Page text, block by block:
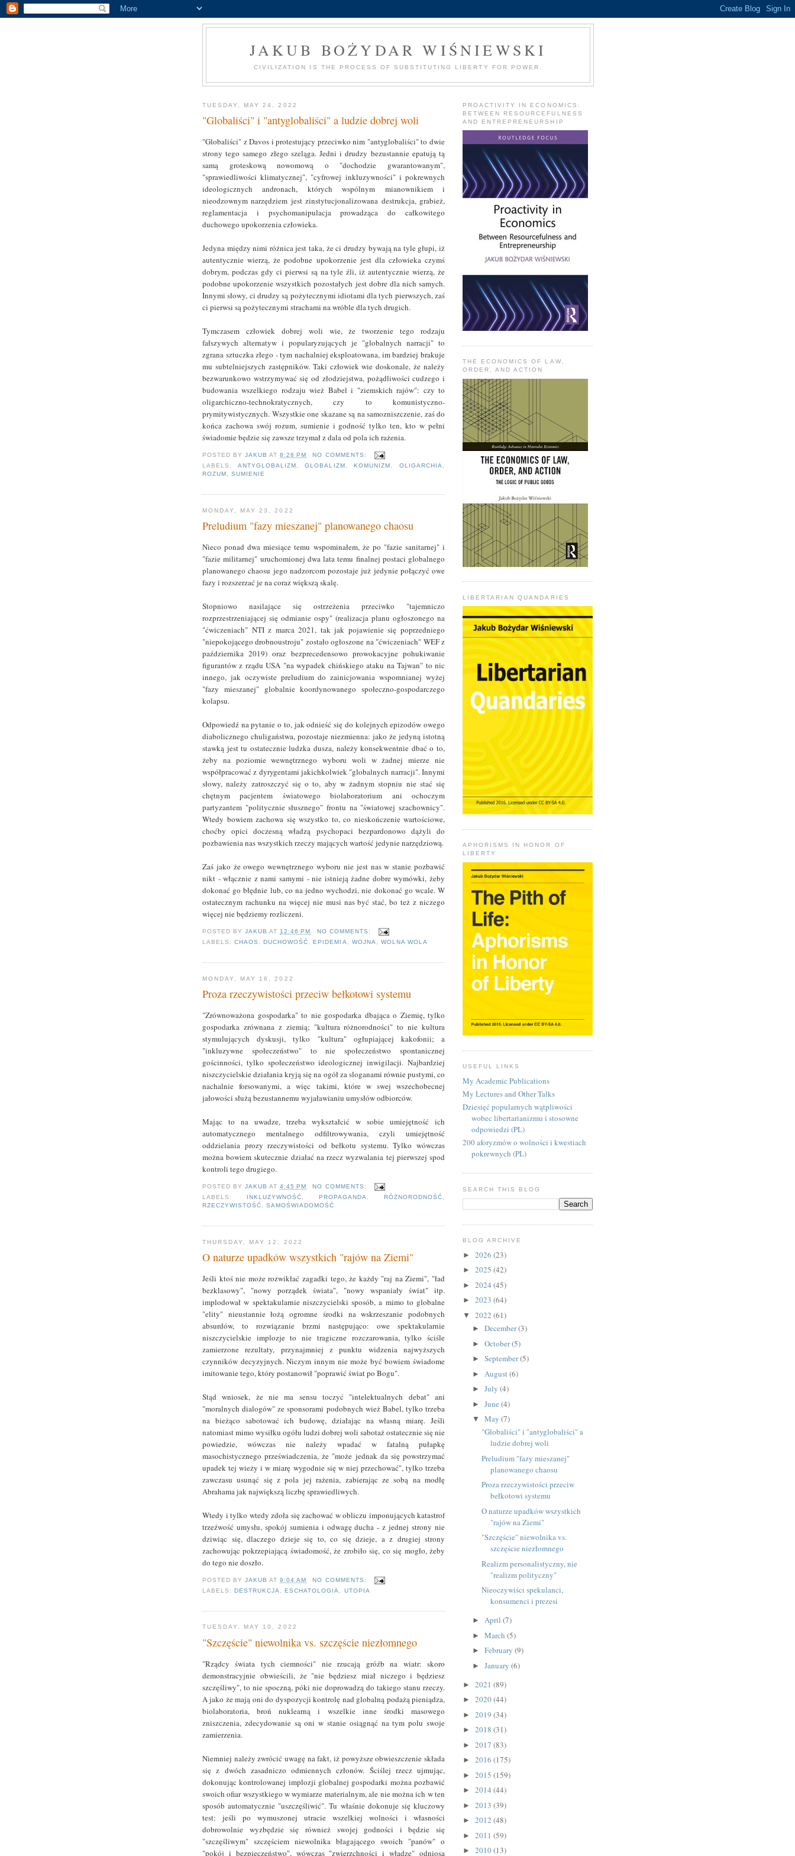
JAKUB BOŻYDAR WIŚNIEWSKI
CIVILIZATION IS THE PROCESS OF SUBSTITUTING LIBERTY FOR POWER.
TUESDAY, MAY 24, 2022
"Globaliści" i "antyglobaliści" a ludzie dobrej woli
"Globaliści" z Davos i protestujący przeciwko nim "antyglobaliści" to dwie
strony tego samego złego szeląga. Jedni i drudzy bezustannie epatują tą
samą groteskową nowomową o "dochodzie gwarantowanym",
"sprawiedliwości klimatycznej", "cyfrowej inkluzywności" i pokrewnych
ideologicznych andronach, których wspólnym mianownikiem i
nieodzownym narzędziem jest zinstytucjonalizowana destrukcja, grabież,
reglamentacja i psychomanipulacja prowadząca do całkowitego
duchowego upokorzenia człowieka.
Jedyna między nimi różnica jest taka, że ci drudzy bywają na tyle głupi, iż
autentycznie wierzą, że podobne upokorzenie jest dla człowieka czymś
dobrym, podczas gdy ci pierwsi są na tyle źli, iż autentycznie wierzą, że
podobne upokorzenie wszystkich pozostałych jest dobre dla nich samych.
Innymi słowy, ci drudzy są pożytecznymi idiotami dla tych pierwszych, zaś
ci pierwsi są pożytecznymi strachami na wróble dla tych drugich.
Tymczasem człowiek dobrej woli wie, że tworzenie tego rodzaju
fałszywych alternatyw i popularyzujących je "globalnych narracji" to
zgrana sztuczka złego - tym nachalniej eksploatowana, im bardziej brakuje
mu subtelniejszych zastępników. Taki człowiek wie doskonale, że należy
bezwarunkowo wstrzymywać się od złodziejstwa, pożądliwości cudzego i
budowania wszelkiego rodzaju wież Babel i "ziemskich rajów": czy to
oligarchiczno-technokratycznych, czy to komunistyczno-
prymitywistycznych. Wszystkie one skazane są na samozniszczenie, zaś do
końca zachowa swój rozum, sumienie i godność tylko ten, kto w pełni
świadomie będzie się zawsze trzymał z dala od pola ich rażenia.
POSTED BYJAKUB AT8:28 PM
NO COMMENTS:
LABELS: ANTYGLOBALIZM ,GLOBALIZM ,KOMUNIZM OLIGARCHIA
ROZUM ,SUMIENIE
MONDAY, MAY 23, 2022
Preludium "fazy mieszanej" planowanego chaosu
Nieco ponad dwa miesiące temu wspominałem, że po "fazie sanitarnej" i
"fazie militarnej" uruchomionej dwa lata temu finalnej postaci globalnego
planowanego chaosu jego nadzorcom pozostaje już jedynie połączyć owe
fazy i rozszerzać je na coraz większą skalę.
Stopniowo nasilające się ostrzeżenia przeciwko "tajemniczo
rozprzestrzeniającej się odmianie ospy" (realizacja planu ogłoszonego na
"ćwiczeniach" NTI z marca 2021, tak jak pojawienie się poprzedniego
"niepokojącego drobnoustroju" zostało ogłoszone na "ćwiczeniach" WEF z
października 2019) oraz bezprecedensowo prowokacyjne pohukiwanie
figurantów z rządu USA "na wypadek chińskiego ataku na Tajwan" to nic
innego, jak oczywiste preludium do zainicjowania wspomnianej wyżej
"fazy mieszanej" globalnie koordynowanego społeczno-gospodarczego
kolapsu.
Odpowiedź na pytanie o to, jak odnieść się do kolejnych epizodów owego
diabolicznego chuligaństwa, pozostaje niezmienna: jako że jedyną istotną
stawką jest tu ostatecznie ludzka dusza, należy konsekwentnie dbać o to,
żeby na poziomie wewnętrznego wyboru woli w żadnej mierze nie
współpracować z dyrygentami jakichkolwiek "globalnych narracji". Innymi
słowy, należy zatroszczyć się o to, aby w żadnym stopniu nie stać się
chętnym pacjentem światowego biolaboratorium ani ochoczym
partyzantem "politycznie słusznego" frontu na "światowej szachownicy".
Wtedy bowiem zachowa się wszystko to, co nieskończenie wartościowe,
choćby opici doczesną władzą psychopaci bezpardonowo dążyli do
pozbawienia nas wszystkich rzeczy mających wartość jedynie narzędziową.
Zaś jako że owego wewnętrznego wyboru nie jest nas w stanie pozbawić
nikt - włącznie z nami samymi - nie istnieją żadne dobre wymówki, żeby
dokonać go błędnie lub, co na jedno wychodzi, nie dokonać go wcale. W
ostatecznym rachunku na więcej nie musi nas być stać, bo też z niczego
więcej nie będziemy rozliczeni.
POSTED BYJAKUB AT 12:46 PM
NO COMMENTS:
LABELS:CHAOS ,DUCHOWOŚĆ ,EPIDEMIA WOJNA WOLNA WOLA
MONDAY, MAY 16, 2022
Proza rzeczywistości przeciw bełkotowi systemu
"Zrównoważona gospodarka" to nie gospodarka dbająca o Ziemię, tylko
gospodarka zrównana z ziemią; "kultura różnorodności" to nie kultura
stymulujących dyskusji, tylko "kultura" ogłupiającej kakofonii; a
"inkluzywne społeczeństwo" to nie społeczeństwo spontanicznej
gościnności, tylko społeczeństwo ideologicznej inwigilacji. Najbardziej
niszczycielskie działania kryją się na ogół za sloganami równie pustymi, co
nachalnie forsowanymi, a więc takimi, które w swej wszechobecnej
jałowości służą bezustannemu wyjaławianiu umysłów odbiorców.
Mając to na uwadze, trzeba wykształcić w sobie umiejętność ich
automatycznego mentalnego odfiltrowywania, czyli umiejętność
oddzielania prozy rzeczywistości od bełkotu systemu. Tylko wówczas
można bowiem skutecznie działać na rzecz wyzwalania tej pierwszej spod
kontroli tego drugiego.
POSTED BYJAKUB AT4:45 PM
NO COMMENTS:
LABELS:
INKLUZYWNOŚĆ PROPAGANDA RÓŻNORODNOŚĆ
RZECZYWISTOŚĆ
,SAMOŚWIADOMOŚĆ
THURSDAY, MAY 12, 2022
O naturze upadków wszystkich "rajów na Ziemi"
Jeśli ktoś nie może rozwikłać zagadki tego, że każdy "raj na Ziemi", "ład
bezklasowy", "nowy porządek świata", "nowy wspaniały świat" itp.
implodował w spektakularnie niszczycielski sposób, a mimo to globalne
"elity" nieustannie łożą ogromne środki na wskrzeszanie podobnych
absurdów, to rozwiązanie brzmi następująco: owe spektakularnie
niszczycielskie implozje to nie tragiczne rozczarowania, tylko ściśle
zamierzone rezultaty, przynajmniej z punktu widzenia najwyższych
czynników decyzyjnych. Niczym innym nie może być bowiem świadome
imitowanie tego, który postanowił "poprawić świat po Bogu".
Stąd wniosek, że nie ma sensu toczyć "intelektualnych debat" ani
"moralnych dialogów" ze sponsorami podobnych wież Babel, tylko trzeba
na bieżąco sabotować ich budowę, działając na własną miarę. Jeśli
natomiast mimo wysiłku ogółu ludzi dobrej woli sabotaż ostatecznie się nie
powiedzie, wówczas nie należy wpadać w fatalną pułapkę
masochistycznego przeświadczenia, że "może jednak da się powstrzymać
upadek tej wieży i w miarę wygodnie się w niej przechować", tylko trzeba
zawczasu usunąć się z pola jej rażenia, zabierając ze sobą na modłę
Abrahama jak największą liczbę sprawiedliwych.
Wtedy i tylko wtedy zdoła się zachować w obliczu imponujących katastrof
trzeźwość umysłu, spokój sumienia i odwagę ducha - z jednej strony nie
dziwiąc się, dlaczego dzieje się to, co się dzieje, a z drugiej strony
zachowując pokrzepiającą świadomość, że zrobiło się, co się mogło, żeby
do tego nie doszło.
POSTED BYJAKUB AT9:04 AM
NO COMMENTS:
LABELS:DESTRUKCJA ,ESCHATOLOGIA UTOPIA
TUESDAY, MAY 10, 2022
"Szczęście" niewolnika vs. szczęście niezłomnego
"Rządcy świata tych ciemności" nie rzucają gróźb na wiatr: skoro
demonstracyjnie obwieścili, że "nie będziesz miał niczego i będziesz
szczęśliwy", to nie spoczną, póki nie doprowadzą do takiego stanu rzeczy.
A jako że mają oni do dyspozycji kontrolę nad globalną podażą pieniądza,
biolaboratoria, broń nuklearną i wszelkie inne środki masowego
zniszczenia, zdecydowanie są oni w stanie osiągnąć na tym polu swoje
zamierzenia.
Niemniej należy zwrócić uwagę na fakt, iż powyższe obwieszczenie składa
się z dwóch zasadniczo odmiennych członów. Ściślej rzecz ujmując,
dokonując kontrolowanej implozji globalnej gospodarki można pozbawić
swoich ofiar wszystkiego w wymiarze materialnym, ale nie można ich w ten
sposób automatycznie "uszczęśliwić". Tu właśnie dokonuje się kluczowy
test: jeśli po wymuszonej utracie wszelkiej wolności i własności
dobrowolnie wyzbędzie się również swojej godności i będzie się
"szczęśliwym" szczęściem niewolnika błagającego swoich "panów" o
"pokój i bezpieczeństwo", wówczas "zwierzchności i władze" odniosą
PROACTIVITY IN ECONOMICS:
BETWEEN RESOURCEFULNESS
AND ENTREPRENEURSHIP
THE ECONOMICS OF LAW,
ORDER, AND ACTION
LIBERTARIAN QUANDARIES
APHORISMS IN HONOR OF
LIBERTY
USEFUL LINKS
My Academic Publications
My Lectures and Other Talks
Dziesięć popularnych wątpliwości
wobec libertarianizmu i stosowne
odpowiedzi (PL)
200 aforyzmów o wolności i kwestiach
pokrewnych (PL)
SEARCH THIS BLOG
BLOG ARCHIVE
► 2026 (23)
► 2025 (42)
► 2024 (45)
► 2023 (64)
▼ 2022 (61)
► December(3)
► October(5)
► September(5)
► August(6)
► July (4)
► June (4)
▼ May (7)
"Globaliści" i "antyglobaliści" a
ludzie dobrej woli
Preludium "fazy mieszanej"
planowanego chaosu
Proza rzeczywistości przeciw
bełkotowi systemu
O naturze upadków wszystkich
"rajów na Ziemi"
"Szczęście" niewolnika vs.
szczęście niezłomnego
Realizm personalistyczny, nie
"realizm polityczny"
Nieoczywiści spekulanci,
konsumenci i prezesi
► April (7)
► March (5)
► February (9)
► January (6)
► 2021 (89)
► 2020(44)
► 2019 (34)
► 2018 (31)
► 2017 (83)
► 2016 (175)
► 2015 (159)
► 2014 (44)
► 2013 (39)
► 2012 (48)
► 2011 (59)
► 2010(13)